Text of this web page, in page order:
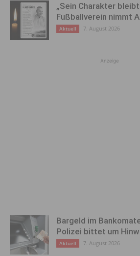
„Sein Charakter
Fußballverein nimmt
Aktuell 7. August 2026
Anzeige
Bargeld im
Polizei bittet um
Aktuell 7. August 2026